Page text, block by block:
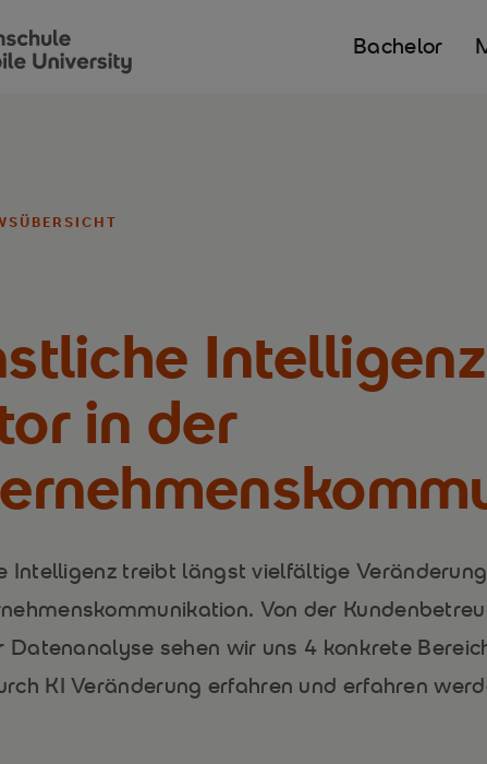
Bachelor
in der
Intelligenz treibt längst vielfältige
Von der
Datenanalyse sehen wir uns 4 konkrete
KI Veränderung erfahren und erfahren